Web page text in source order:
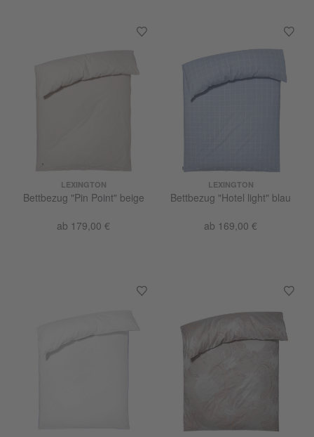
LEXINGTON
Bettbezug "Pin Point" beige
ab 179,00 €
LEXINGTON
Bettbezug "Hotel light" blau
ab 169,00 €